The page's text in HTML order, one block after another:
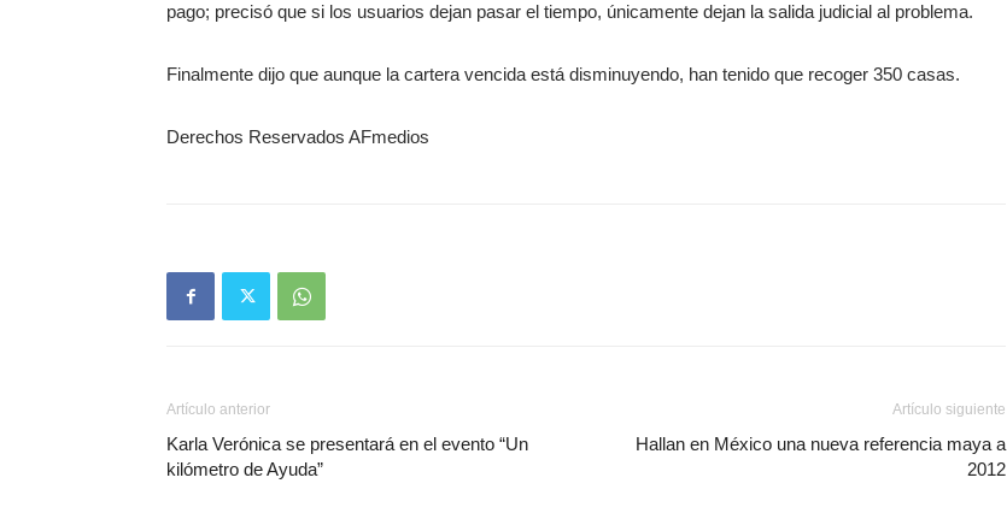
pago; precisó que si los usuarios dejan pasar el tiempo, únicamente dejan la salida judicial al problema.
Finalmente dijo que aunque la cartera vencida está disminuyendo, han tenido que recoger 350 casas.
Derechos Reservados AFmedios
Artículo anterior
Karla Verónica se presentará en el evento “Un
kilómetro de Ayuda”
Artículo siguiente
Hallan en México una nueva referencia maya a
2012